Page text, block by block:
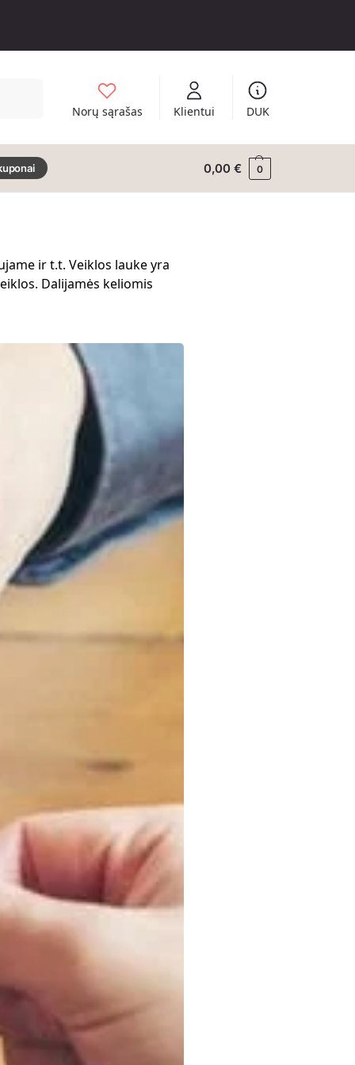
Norų sąrašas Klientui DUK
0,00€ 0
ir t.t. Veiklos lauke yra
Dalijamės keliomis